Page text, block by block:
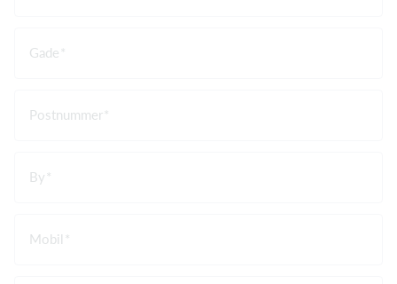
Gade
Postnummer
By
Mobil